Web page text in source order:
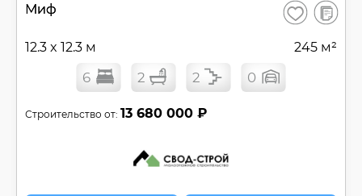
Миф Сохранить
В
12.3 x 12.3 м 245 м²
6 2 2 0
Строительство от: 13 680 000 ₽